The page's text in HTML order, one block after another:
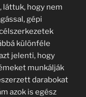
láttuk, hogy nem
gépi
különféle
jelenti, hogy
munkálják
darabokat
azok is egész